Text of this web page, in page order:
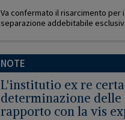
Va confermato il risarcimento per
separazione addebitabile
NOTE
L'institutio ex re
determinazione
rapporto con la vis